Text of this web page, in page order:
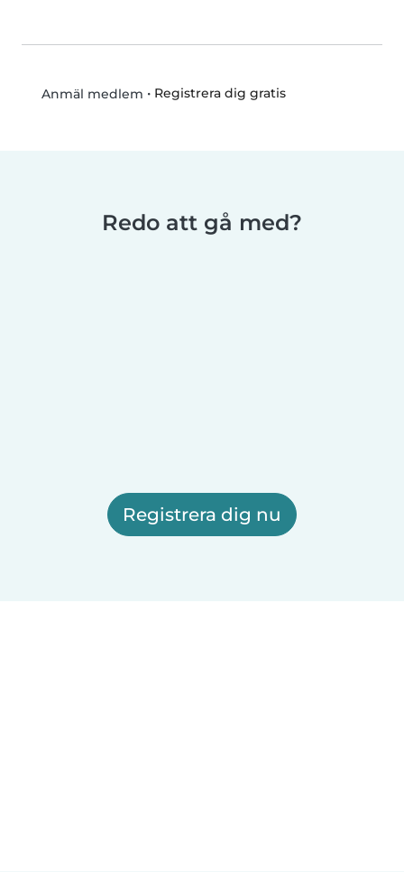
Anmäl medlem • Registrera dig gratis
Redo att gå med?
Registrera dig nu